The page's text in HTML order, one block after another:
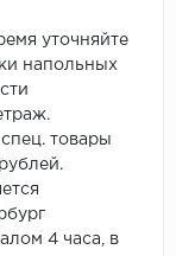
уточняйте
напольных
товары
4 часа, в